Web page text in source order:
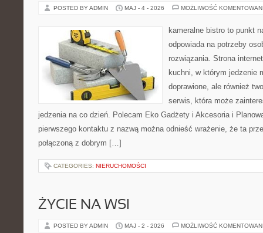
POSTED BY ADMIN MAJ - 4 - 2026 MOŻLIWOŚĆ
kameralne bistro to punkt
odpowiada na potrzeby
rozwiązania. Strona
kuchni, w którym jedzenie
doprawione, ale również
serwis, która może
jedzenia na co dzień. Polecam Eko Gadżety i Akcesoria i
pierwszego kontaktu z nazwą można odnieść wrażenie, że ta
połączoną z dobrym […]
CATEGORIES: NIERUCHOMOŚCI
ŻYCIE NA WSI
POSTED BY ADMIN MAJ - 2 - 2026 MOŻLIWOŚĆ